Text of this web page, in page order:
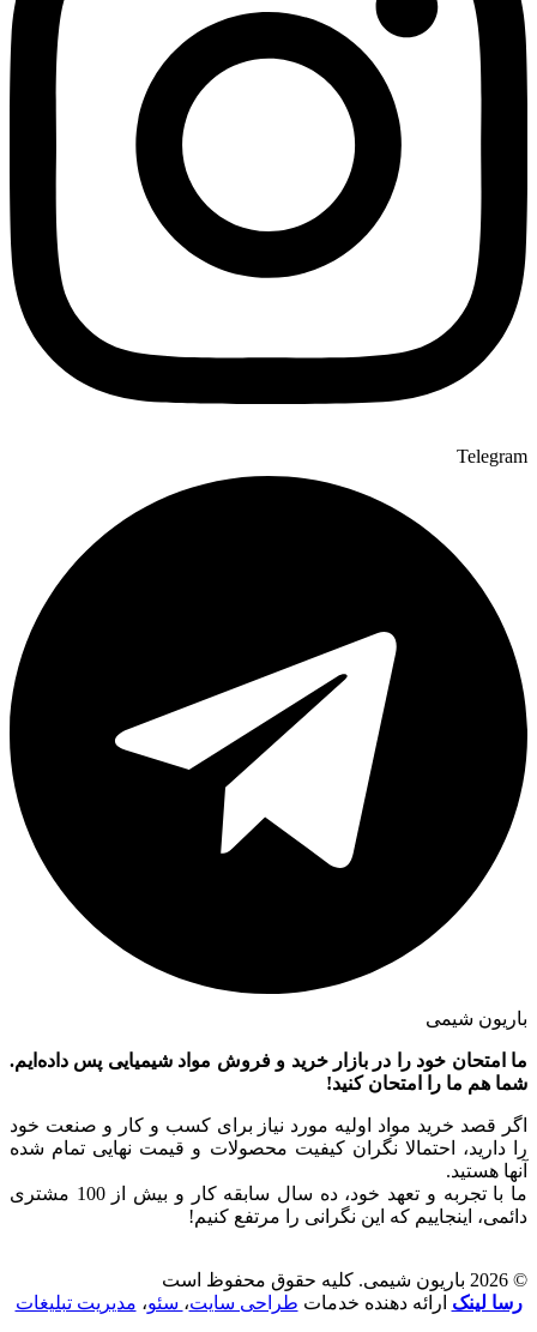
Telegram
باریون شیمی
ما امتحان خود را در بازار خرید و فروش مواد شیمیایی پس داده‌ایم.
شما هم ما را امتحان کنید!
اگر قصد خرید مواد اولیه مورد نیاز برای کسب و کار و صنعت خود
را دارید، احتمالا نگران کیفیت محصولات و قیمت نهایی تمام شده
آنها هستید.
ما با تجربه و تعهد خود، ده سال سابقه کار و بیش از 100 مشتری
دائمی، اینجاییم که این نگرانی را مرتفع کنیم!
© 2026 باریون شیمی. کلیه حقوق محفوظ است
رسا لینک ارائه دهنده خدمات طراحی سایت، سئو، مدیریت تبلیغات